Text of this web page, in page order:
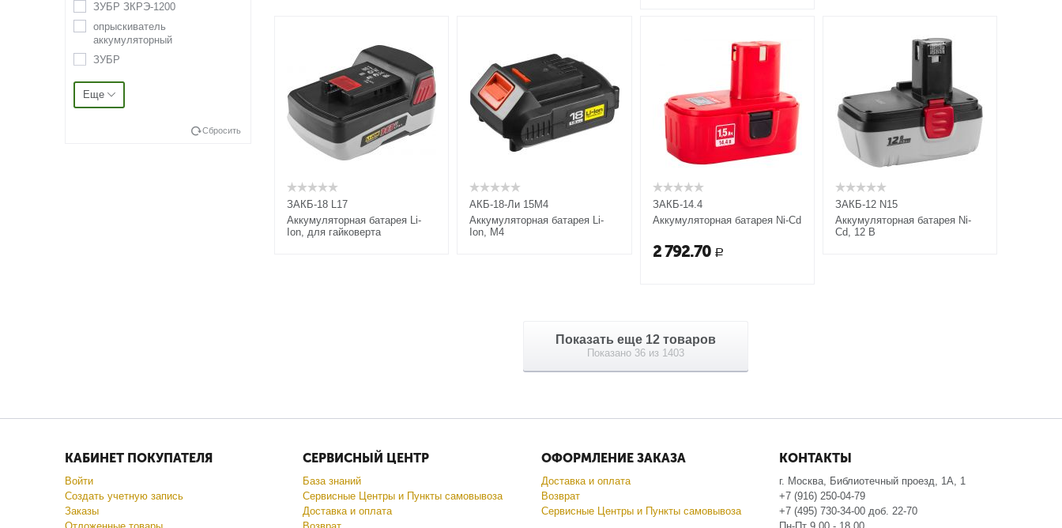
ЗАКБ-18 L17
Аккумуляторная батарея Li-
Ion, для гайковерта
АКБ-18-Ли 15М4
Аккумуляторная батарея Li-
Ion, М4
ЗАКБ-14.4
Аккумуляторная батарея Ni-Cd
2 792.70 Р
ЗАКБ-12 N15
Аккумуляторная батарея Ni-
Cd, 12 В
Показать еще 12 товаров
Показано 36 из 1403
2350
2400
2600
2700
580
650
680
ЗУБР ЗКРЭ-1200
опрыскиватель
аккумуляторный
ЗУБР
STAYER
GRINDA
Еще
Сбросить
КАБИНЕТ ПОКУПАТЕЛЯ
Войти
Создать учетную запись
Заказы
СЕРВИСНЫЙ ЦЕНТР
База знаний
Сервисные Центры и Пункты самовывоза
Доставка и оплата
ОФОРМЛЕНИЕ ЗАКАЗА
Доставка и оплата
Возврат
Сервисные Центры и Пункты самовывоза
КОНТАКТЫ
г. Москва, Библиотечный проезд, 1А, 1
+7 (916) 250-04-79
+7 (495) 730-34-00 доб. 22-70